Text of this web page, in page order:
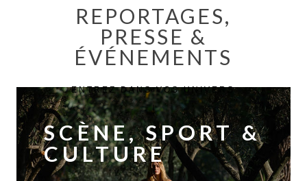
REPORTAGES,
PRESSE &
ÉVÉNEMENTS
ENTREZ DANS VOS UNIVERS
↓
SCÈNE, SPORT &
CULTURE